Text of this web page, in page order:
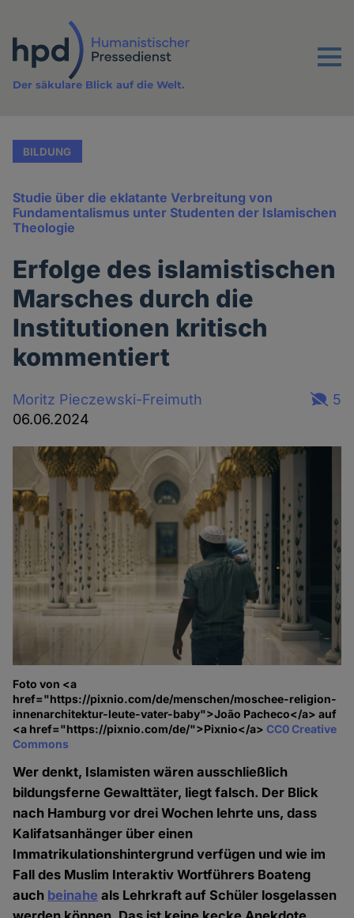
Inhalt
Menu
Der säkulare Blick auf die Welt.
BILDUNG
Studie über die eklatante Verbreitung von
Fundamentalismus unter Studenten der Islamischen
Theologie
Erfolge des islamistischen
Marsches durch die
Institutionen kritisch
kommentiert
Moritz Pieczewski-Freimuth
06.06.2024
5
Foto von <a
href="https://pixnio.com/de/menschen/moschee-religion-
innenarchitektur-leute-vater-baby">João Pacheco</a> auf
<a href="https://pixnio.com/de/">Pixnio</a>CC0 Creative
Commons
Wer denkt, Islamisten wären ausschließlich
bildungsferne Gewalttäter, liegt falsch. Der Blick
nach Hamburg vor drei Wochen lehrte uns, dass
Kalifatsanhänger über einen
Immatrikulationshintergrund verfügen und wie im
Fall des Muslim Interaktiv Wortführers Boateng
auch beinahe als Lehrkraft auf Schüler losgelassen